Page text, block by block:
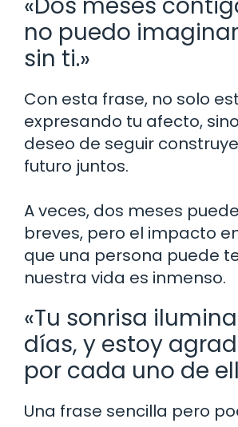
no puedo
sin ti.»
Con esta frase, no solo
expresando tu afecto,
deseo de seguir
futuro juntos.
A veces, dos meses
breves, pero el impacto
que una persona puede
nuestra vida es inmenso.
«Tu sonrisa
días, y estoy
por cada uno de
Una frase sencilla pero